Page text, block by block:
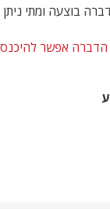
בוצעה ומתי
הדברה אפשר